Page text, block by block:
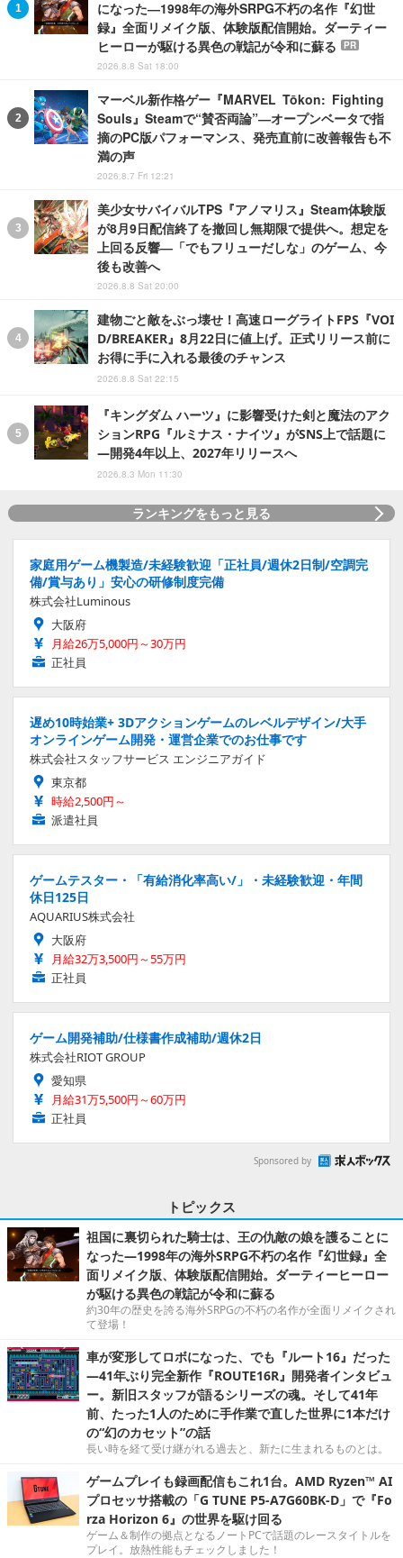
になった―1998年の海外SRPG不朽の名作『幻世
録』全面リメイク版、体験版配信開始。ダーティー
ヒーローが駆ける異色の戦記が令和に蘇る
PR
2026.8.8 Sat 18:00
マーベル新作格ゲー『MARVEL Tōkon: Fighting
Souls』Steamで“賛否両論”―オープンベータで指
摘のPC版パフォーマンス、発売直前に改善報告も不
満の声
2026.8.7 Fri 12:21
美少女サバイバルTPS『アノマリス』Steam体験版
が8月9日配信終了を撤回し無期限で提供へ。想定を
上回る反響―「でもフリューだしな」のゲーム、今
後も改善へ
2026.8.8 Sat 20:00
建物ごと敵をぶっ壊せ！高速ローグライトFPS『VOI
D/BREAKER』8月22日に値上げ。正式リリース前に
お得に手に入れる最後のチャンス
2026.8.8 Sat 22:15
『キングダム ハーツ』に影響受けた剣と魔法のアク
ションRPG『ルミナス・ナイツ』がSNS上で話題に
―開発4年以上、2027年リリースへ
2026.8.3 Mon 11:30
ランキングをもっと見る
家庭用ゲーム機製造/未経験歓迎「正社員/週休2日制/空調完
備/賞与あり」安心の研修制度完備
株式会社Luminous
大阪府
月給26万5,000円～30万円
正社員
遅め10時始業+ 3Dアクションゲームのレベルデザイン/大手
オンラインゲーム開発・運営企業でのお仕事です
株式会社スタッフサービス エンジニアガイド
東京都
時給2,500円～
派遣社員
ゲームテスター・「有給消化率高い/」・未経験歓迎・年間
休日125日
AQUARIUS株式会社
大阪府
月給32万3,500円～55万円
正社員
ゲーム開発補助/仕様書作成補助/週休2日
株式会社RIOT GROUP
愛知県
月給31万5,500円～60万円
正社員
Sponsored by
トピックス
祖国に裏切られた騎士は、王の仇敵の娘を護ることに
なった―1998年の海外SRPG不朽の名作『幻世録』全
面リメイク版、体験版配信開始。ダーティーヒーロー
が駆ける異色の戦記が令和に蘇る
約30年の歴史を誇る海外SRPGの不朽の名作が全面リメイクされ
て登場！
車が変形してロボになった、でも『ルート16』だった
―41年ぶり完全新作『ROUTE16R』開発者インタビュ
ー。新旧スタッフが語るシリーズの魂。そして41年
前、たった1人のために手作業で直した世界に1本だけ
の“幻のカセット”の話
長い時を経て受け継がれる過去と、新たに生まれるものとは。
ゲームプレイも録画配信もこれ1台。AMD Ryzen™ AI
プロセッサ搭載の「G TUNE P5-A7G60BK-D」で『Fo
rza Horizon 6』の世界を駆け回る
ゲーム＆制作の拠点となるノートPCで話題のレースタイトルを
プレイ。放熱性能もチェックしました！